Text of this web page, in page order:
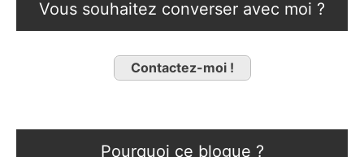
Vous souhaitez converser avec moi ?
Contactez-moi !
Pourquoi ce blogue ?